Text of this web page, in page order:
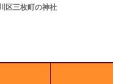
区三枚町の神社